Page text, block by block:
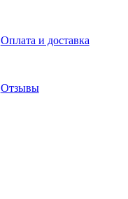
Оплата и доставка
Отзывы